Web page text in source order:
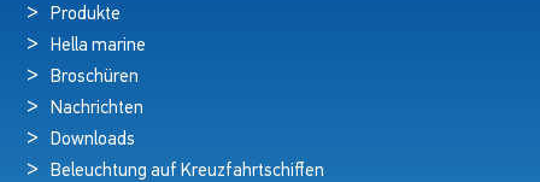
Produkte
Hella marine
Broschüren
Nachrichten
Downloads
Beleuchtung auf Kreuzfahrtschiffen